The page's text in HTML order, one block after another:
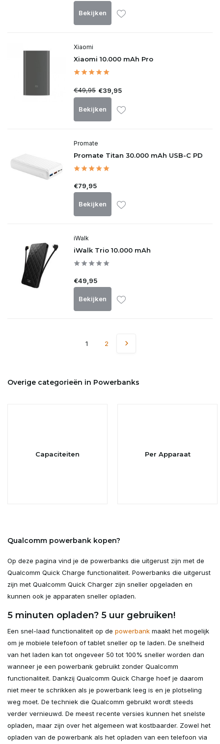
Bekijken
Xiaomi
Xiaomi 10.000 mAh Pro
€49,95 €39,95
Bekijken
Promate
Promate Titan 30.000 mAh USB-C PD
€79,95
Bekijken
iWalk
iWalk Trio 10.000 mAh
€49,95
Bekijken
1 2
Overige categorieën in Powerbanks
Capaciteiten Per Apparaat
Qualcomm powerbank kopen?
Op deze pagina vind je de powerbanks die uitgerust zijn met de
Qualcomm Quick Charge functionaliteit. Powerbanks die uitgerust
zijn met Qualcomm Quick Charger zijn sneller opgeladen en
kunnen ook je apparaten sneller opladen.
5 minuten opladen? 5 uur gebruiken!
Een snel-laad functionaliteit op de powerbank maakt het mogelijk
om je mobiele telefoon of tablet sneller op te laden. De snelheid
van het laden kan tot ongeveer 50 tot 100% sneller worden dan
wanneer je een powerbank gebruikt zonder Qualcomm
functionaliteit. Dankzij Qualcomm Quick Charge hoef je daarom
niet meer te schrikken als je powerbank leeg is en je plotseling
weg moet. De techniek die Qualcomm gebruikt wordt steeds
verder vernieuwd. De meest recente versies kunnen het snelste
opladen, maar zijn over het algemeen wat kostbaarder. Zowel het
opladen van de powerbank als het opladen van een telefoon via